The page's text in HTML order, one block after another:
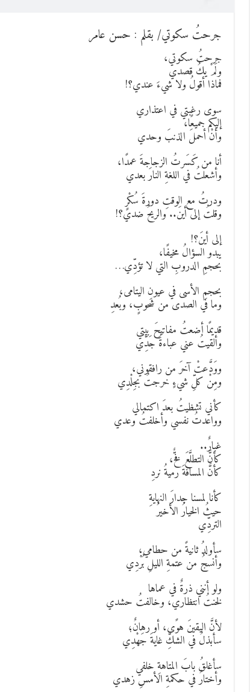
جرحتُ سكوتي/ بقلم : حسن عامر
جرحتُ سكوتي،
ولَمْ يكُ قصدي
فماذا أقولُ ولا شيءَ عندي؟!
سوى رغبتي في اعتذاري
إليكم جميعًا،
وأنْ أحملَ الذنبَ وحدي
أنا من كَسَرتُ الزجاجةَ عمدًا،
وأشعلتُ في اللغةِ النارَ بعدي
ودرتُ مع الوقتِ دورةَ سُكْرٍ
وقلتُ إلى أينَ.. والريحُ ضدي؟!
إلى أينَ؟!
يبدو السؤالُ مخيفًا،
بحجمِ الدروبِ التي لا تؤدِّي…
بحجمِ الأسى في عيونِ اليتامى،
وما في الصدى من شحوبٍ، وبُعدِ
قديمًا أضعتُ مفاتيحَ بيتي
وألقيتُ عني عباءةَ جَدِّي
ووَدَّعتْ آخرَ من رافقوني،
ومِنْ كلِّ شيءٍ خرجتُ بجِلْدِي
كأني تشظيتُ بعدَ اكتمالي
وواعدتُ نفسي وأخلفتُ وعدي
غبارٌ..
كأنَّ التطلَّعَ فخٌّ،
كأنَّ المسافةَ رميةُ نردِ
كأنا لمسنا جدارَ النهايةِ
حيثُ الخيارُ الأخيرُ
التردِّي
سأولدُ ثانيةً من حطامي،
وأنسجُ من عتمةِ الليلِ بُرْدِي
ولو أنني ذرةٌ في عماها
لخنتُ انتظاري، وخالفتُ حشدي
لأنَّ اليقينَ هوًى، أو رهانٌ؛
سأبذلُ في الشكِّ غايةَ جَهْدِي
سأغلقُ بابَ المتاهةِ خلفي
وأختارُ في حكمةِ الأمسِ زهدي